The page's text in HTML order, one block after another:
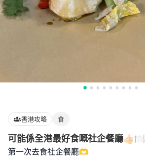
香港攻略 食
可能係全港最好食嘅社企餐廳👍🏻🍽️
第一次去食社企餐廳🫶